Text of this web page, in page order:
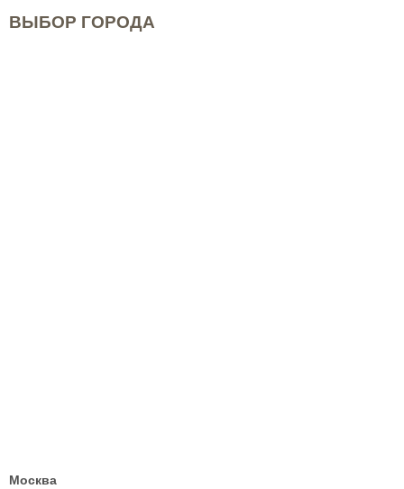
ВЫБОР ГОРОДА
Москва